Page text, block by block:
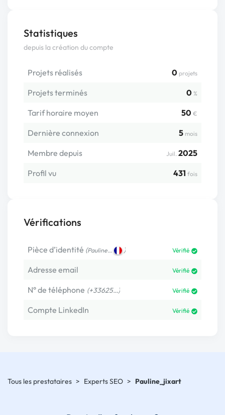
Statistiques
depuis la création du compte
Projets réalisés 0 projets
Projets terminés 0 %
Tarif horaire moyen 50 €
Dernière connexion 5 mois
Membre depuis Juil. 2025
Profil vu
431 fois
Vérifications
Pièce d’identité (Pauline… ) Vérifié
Adresse email Vérifié
N° de téléphone (+33625…) Vérifié
Compte LinkedIn Vérifié
Tous les prestataires > Experts SEO > Pauline_jixart